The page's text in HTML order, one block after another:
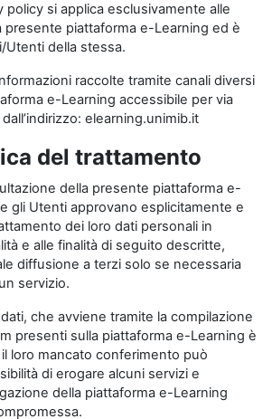
policy si applica esclusivamente alle
presente piattaforma e-Learning ed è
Utenti della stessa.
raccolte tramite canali diversi
e-Learning accessibile per via
elearning.unimib.it
del trattamento
della presente piattaforma e-
gli Utenti approvano esplicitamente e
dei loro dati personali in
e alle finalità di seguito descritte,
diffusione a terzi solo se necessaria
servizio.
che avviene tramite la compilazione
presenti sulla piattaforma e-Learning è
loro mancato conferimento può
di erogare alcuni servizi e
della piattaforma e-Learning